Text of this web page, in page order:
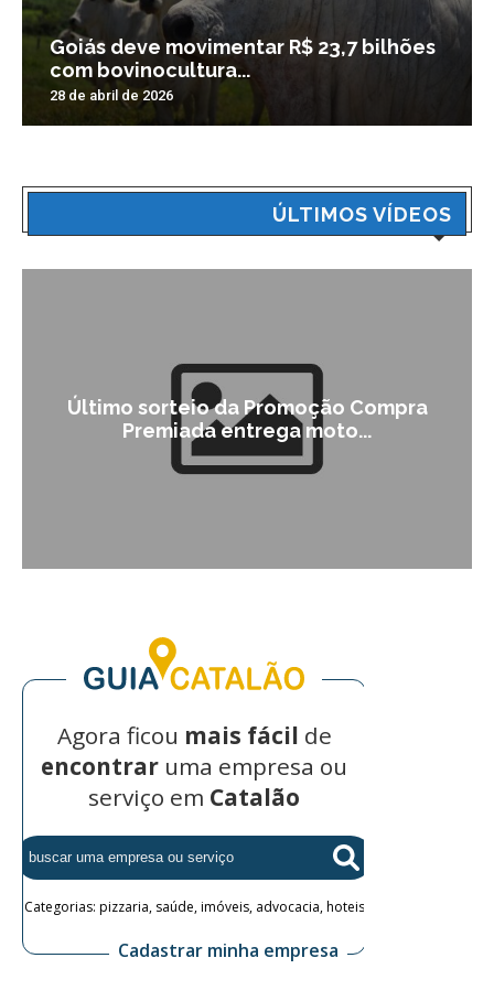
Goiás deve movimentar R$ 23,7 bilhões
com bovinocultura...
28 de abril de 2026
ÚLTIMOS VÍDEOS
Último sorteio da Promoção Compra
Premiada entrega moto...